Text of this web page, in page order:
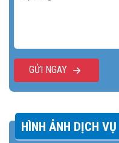
GỬI NGAY
HÌNH ẢNH DỊCH VỤ